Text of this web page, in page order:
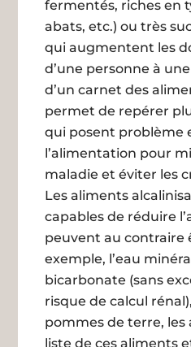
fermentés, riches en
abats, etc.) ou très
qui augmentent les
d’une personne à
d’un carnet des
permet de repérer
qui posent problème
l’alimentation pour
maladie et éviter les
Les aliments
capables de réduire
peuvent au contraire
exemple, l’eau
bicarbonate (sans
risque de calcul
pommes de terre, les
liste de ces aliments